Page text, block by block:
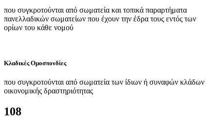
που συγκροτούνται από σωματεία και τοπικά παραρτήματα
πανελλαδικών σωματείων που έχουν την έδρα τους εντός των
ορίων του κάθε νομού
Κλαδικές Ομοσπονδίες
που συγκροτούνται από σωματεία των ίδιων ή συναφών κλάδων
οικονομικής δραστηριότητας
108